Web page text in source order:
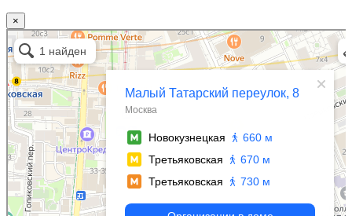
×
Москва
Малый Татарский переулок, 8 на карте Москвы, ближайшее метро Новокузнецкая —
Яндекс.Карты